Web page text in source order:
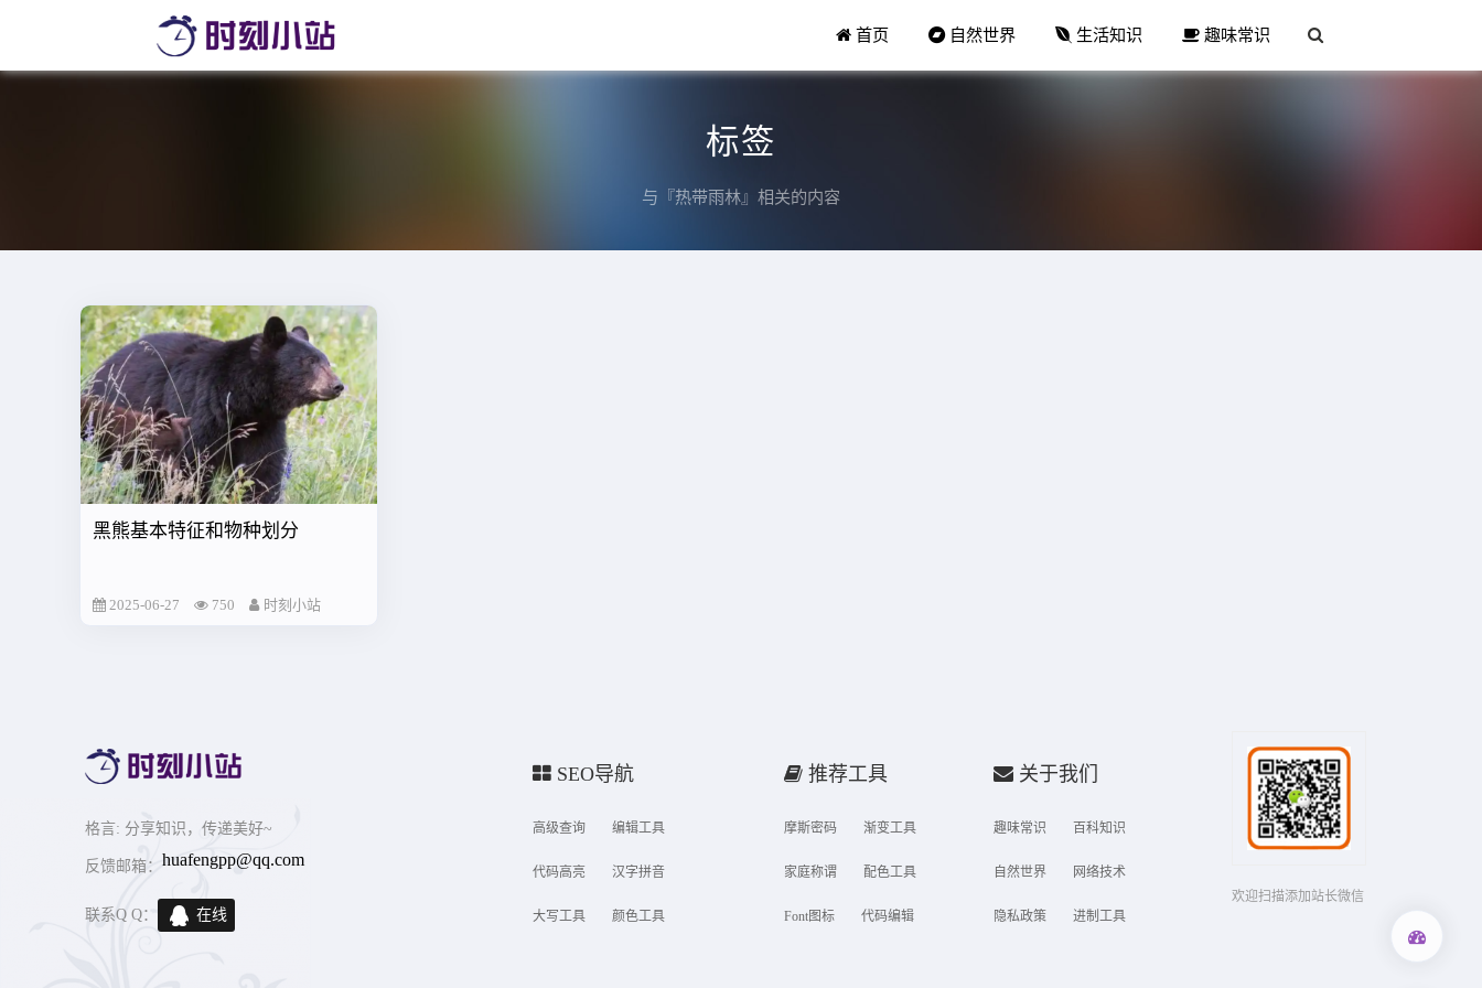
首页 自然世界 生活知识 趣味常识
标签
与『热带雨林』相关的内容
黑熊基本特征和物种划分
2025-06-27 750 时刻小站
格言: 分享知识，传递美好~
反馈邮箱： huafengpp@qq.com
联系Q Q：
在线
SEO导航
高级查询 编辑工具
代码高亮 汉字拼音
大写工具 颜色工具
推荐工具
摩斯密码 渐变工具
家庭称谓 配色工具
Font图标 代码编辑
关于我们
趣味常识 百科知识
自然世界 网络技术
隐私政策 进制工具
欢迎扫描添加站长微信